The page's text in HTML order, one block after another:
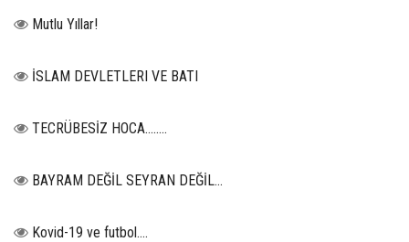
Mutlu Yıllar!
İSLAM DEVLETLERI VE BATI
TECRÜBESİZ HOCA……..
BAYRAM DEĞİL SEYRAN DEĞİL...
Kovid-19 ve futbol….